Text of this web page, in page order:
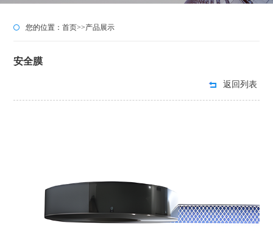
您的位置：首页>>产品展示
安全膜
返回列表